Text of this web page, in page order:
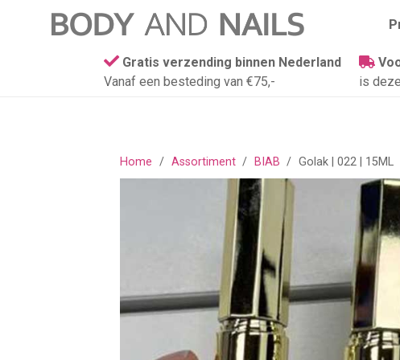
Gratis verzending binnen Nederland
Vanaf een besteding van €75,-
is
Home / Assortiment / BIAB / Golak | 022 | 15ML